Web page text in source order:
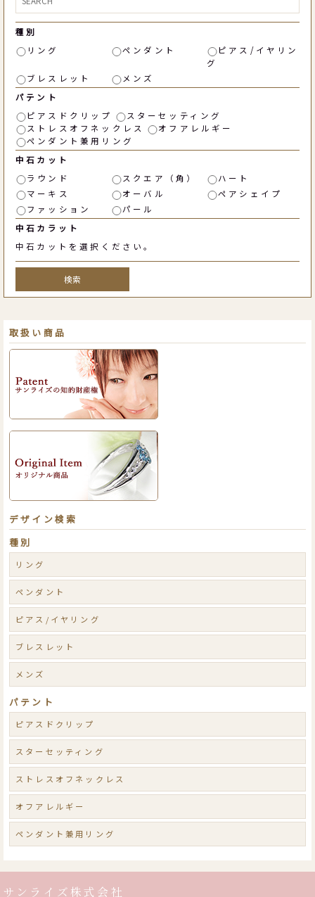
種別
リング
ペンダント
ピアス/イヤリン
グ
ブレスレット
メンズ
パテント
ピアスドクリップ
スターセッティング
ストレスオフネックレス
オフアレルギー
ペンダント兼用リング
中石カット
ラウンド
スクエア（角）
ハート
マーキス
オーバル
ペアシェイプ
ファッション
パール
中石カラット
中石カットを選択ください。
検索
取扱い商品
デザイン検索
種別
リング
ペンダント
ピアス/イヤリング
ブレスレット
メンズ
パテント
ピアスドクリップ
スターセッティング
ストレスオフネックレス
オフアレルギー
ペンダント兼用リング
サンライズ株式会社